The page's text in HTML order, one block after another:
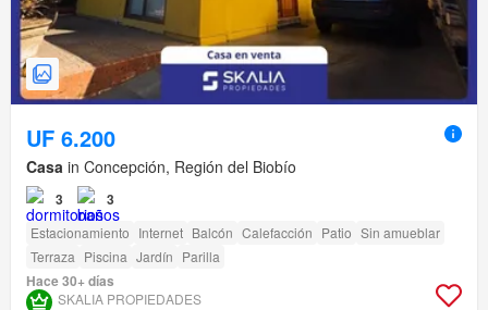
UF 6.200
Casa in Concepción, Región del Biobío
3 3
Estacionamiento Internet Balcón Calefacción Patio Sin amueblar
Terraza Piscina Jardín Parilla
Hace 30+ días
SKALIA PROPIEDADES